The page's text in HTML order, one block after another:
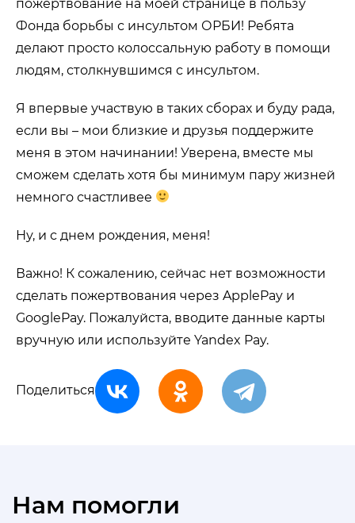
пожертвование на моей странице в пользу
Фонда борьбы с инсультом ОРБИ! Ребята
делают просто колоссальную работу в помощи
людям, столкнувшимся с инсультом.
Я впервые участвую в таких сборах и буду рада,
если вы – мои близкие и друзья поддержите
меня в этом начинании! Уверена, вместе мы
сможем сделать хотя бы минимум пару жизней
немного счастливее
Ну, и с днем рождения, меня!
Важно! К сожалению, сейчас нет возможности
сделать пожертвования через ApplePay и
GooglePay. Пожалуйста, вводите данные карты
вручную или используйте Yandex Pay.
Поделиться
Нам помогли